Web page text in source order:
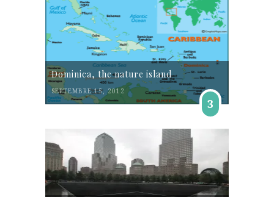
Dominica, the nature island
SEPTEMBRE 15, 2012
3